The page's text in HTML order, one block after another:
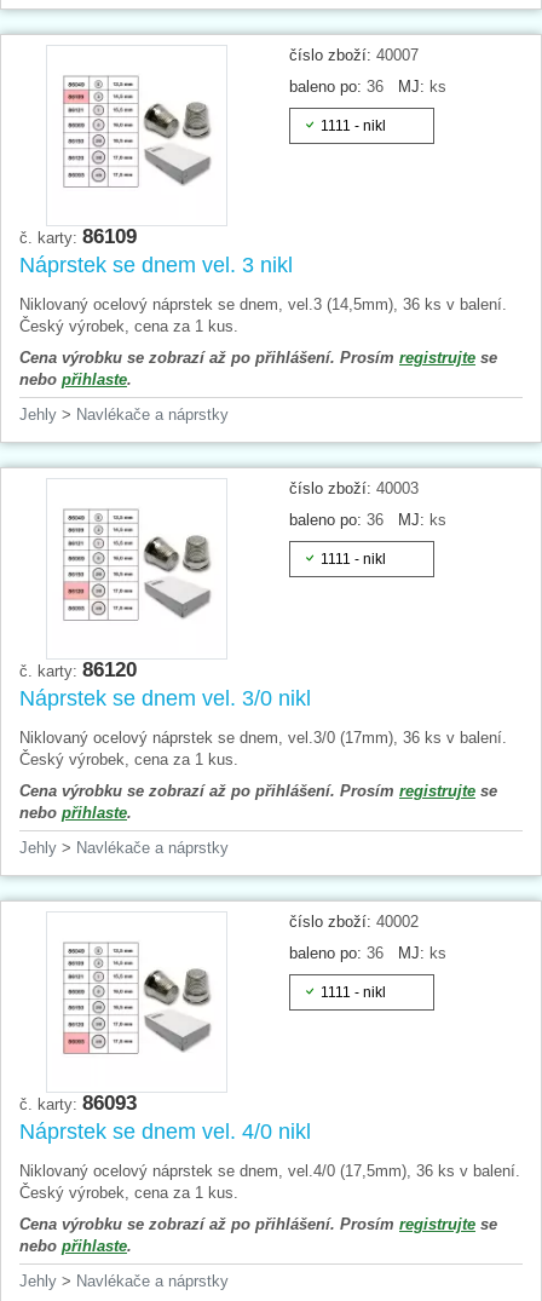
číslo zboží: 40007
baleno po: 36 MJ: ks
1111 - nikl
č. karty: 86109
Náprstek se dnem vel. 3 nikl
Niklovaný ocelový náprstek se dnem, vel.3 (14,5mm), 36 ks v balení.
Český výrobek, cena za 1 kus.
Cena výrobku se zobrazí až po přihlášení. Prosím registrujte se
nebo přihlaste.
Jehly > Navlékače a náprstky
číslo zboží: 40003
baleno po: 36 MJ: ks
1111 - nikl
č. karty: 86120
Náprstek se dnem vel. 3/0 nikl
Niklovaný ocelový náprstek se dnem, vel.3/0 (17mm), 36 ks v balení.
Český výrobek, cena za 1 kus.
Cena výrobku se zobrazí až po přihlášení. Prosím registrujte se
nebo přihlaste.
Jehly > Navlékače a náprstky
číslo zboží: 40002
baleno po: 36 MJ: ks
1111 - nikl
č. karty: 86093
Náprstek se dnem vel. 4/0 nikl
Niklovaný ocelový náprstek se dnem, vel.4/0 (17,5mm), 36 ks v balení.
Český výrobek, cena za 1 kus.
Cena výrobku se zobrazí až po přihlášení. Prosím registrujte se
nebo přihlaste.
Jehly > Navlékače a náprstky